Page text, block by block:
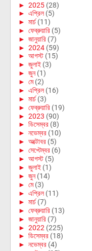
► 2025 (28)
► এপ্রিল (5)
► মার্চ (11)
► ফেব্রুয়ারি (5)
► জানুয়ারি (7)
► 2024 (59)
► আগস্ট (15)
► জুলাই (3)
► জুন (1)
► মে (2)
► এপ্রিল (16)
► মার্চ (3)
► ফেব্রুয়ারি (19)
► 2023 (90)
► ডিসেম্বর (8)
► নভেম্বর (10)
► অক্টোবর (5)
► সেপ্টেম্বর (6)
► আগস্ট (5)
► জুলাই (1)
► জুন (14)
► মে (3)
► এপ্রিল (11)
► মার্চ (7)
► ফেব্রুয়ারি (13)
► জানুয়ারি (7)
► 2022 (225)
► ডিসেম্বর (18)
► নভেম্বর (4)